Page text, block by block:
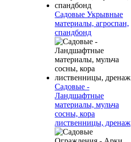
Садовые Укрывные
материалы, агроспан,
спандбонд
Садовые -
Ландшафтные
материалы, мульча
сосны, кора
лиственницы, дренаж